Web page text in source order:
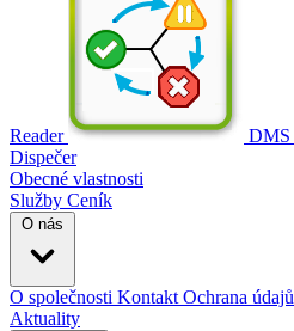
Reader
DMS
Dispečer
Obecné vlastnosti
Služby Ceník
O nás
O společnosti Kontakt Ochrana údajů
Aktuality